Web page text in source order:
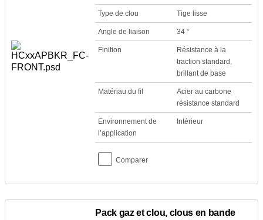
Type de clou Tige lisse
Angle de liaison 34 °
Finition
Résistance à la
traction standard,
brillant de base
Matériau du fil
Acier au carbone
résistance standard
Environnement de
l’application
Intérieur
Comparer
Pack gaz et clou, clous en bande